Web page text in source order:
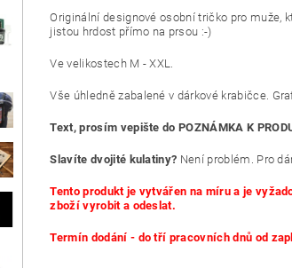
Originální designové osobní tričko pro muže,
jistou hrdost přímo na prsou :-)
Ve velikostech M - XXL.
Vše úhledně zabalené v dárkové krabičce.
Text, prosím vepište do POZNÁMKA K
Slavíte dvojité kulatiny? Není problém. Pro
Tento produkt je vytvářen na míru a je
zboží vyrobit a odeslat.
Termín dodání - do tří pracovních dnů od